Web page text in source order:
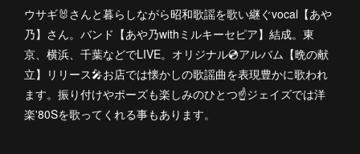
ウサギ🐰さんと暮らしながら昭和歌謡を歌い継ぐvocal【あや
乃】さん。バンド【あや乃withミルキーセピア】結成。東
京、横浜、千葉などでLIVE。オリジナル💿アルバム【晩の献
立】リリース🎤お店では懐かしの歌謡曲を表現豊かに歌われ
ます。振り付けやポーズも楽しみのひとつ☝️ジェイズでは洋
楽'80Sを歌ってくれる事もあります。